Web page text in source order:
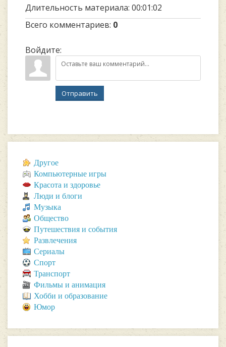
Длительность материала: 00:01:02
Всего комментариев: 0
Войдите:
Отправить
Другое
Компьютерные игры
Красота и здоровье
Люди и блоги
Музыка
Общество
Путешествия и события
Развлечения
Сериалы
Спорт
Транспорт
Фильмы и анимация
Хобби и образование
Юмор